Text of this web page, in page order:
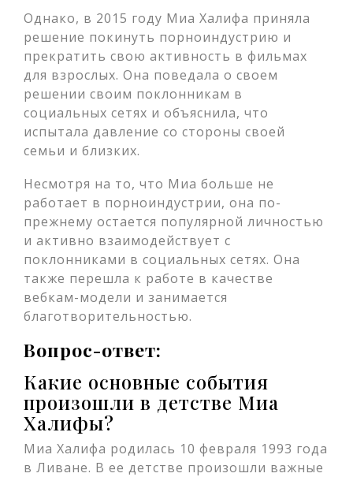
Однако, в 2015 году Миа Халифа приняла
решение покинуть порноиндустрию и
прекратить свою активность в фильмах
для взрослых. Она поведала о своем
решении своим поклонникам в
социальных сетях и объяснила, что
испытала давление со стороны своей
семьи и близких.
Несмотря на то, что Миа больше не
работает в порноиндустрии, она по-
прежнему остается популярной личностью
и активно взаимодействует с
поклонниками в социальных сетях. Она
также перешла к работе в качестве
вебкам-модели и занимается
благотворительностью.
Вопрос-ответ:
Какие основные события
произошли в детстве Миа
Халифы?
Миа Халифа родилась 10 февраля 1993 года
в Ливане. В ее детстве произошли важные